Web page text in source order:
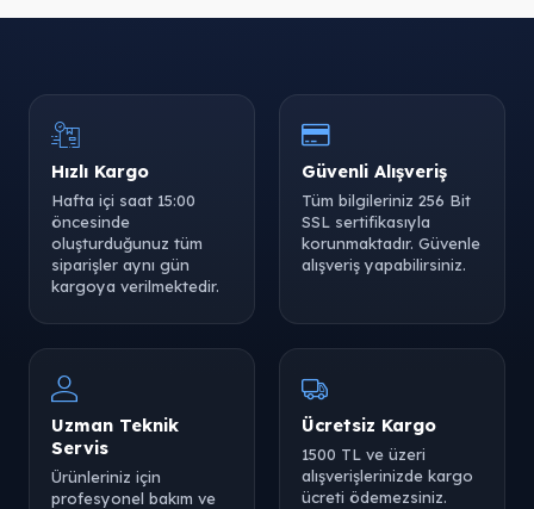
Hızlı Kargo
Hafta içi saat 15:00
öncesinde
oluşturduğunuz tüm
siparişler aynı gün
kargoya verilmektedir.
Güvenli Alışveriş
Tüm bilgileriniz 256 Bit
SSL sertifikasıyla
korunmaktadır. Güvenle
alışveriş yapabilirsiniz.
Uzman Teknik
Servis
Ürünleriniz için
profesyonel bakım ve
Ücretsiz Kargo
1500 TL ve üzeri
alışverişlerinizde kargo
ücreti ödemezsiniz.